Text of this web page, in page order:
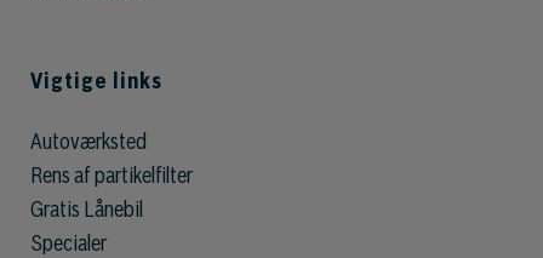
Vigtige links
Autoværksted
Rens af partikelfilter
Gratis Lånebil
Specialer